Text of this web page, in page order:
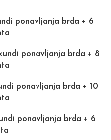
ponavljanja brda + 6
ponavljanja brda + 8
ponavljanja brda + 10
ponavljanja brda + 6